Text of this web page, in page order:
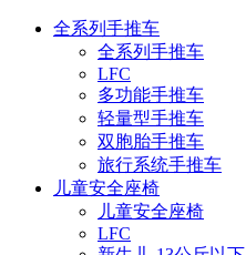
全系列手推车
全系列手推车
LFC
多功能手推车
轻量型手推车
双胞胎手推车
旅行系统手推车
儿童安全座椅
儿童安全座椅
LFC